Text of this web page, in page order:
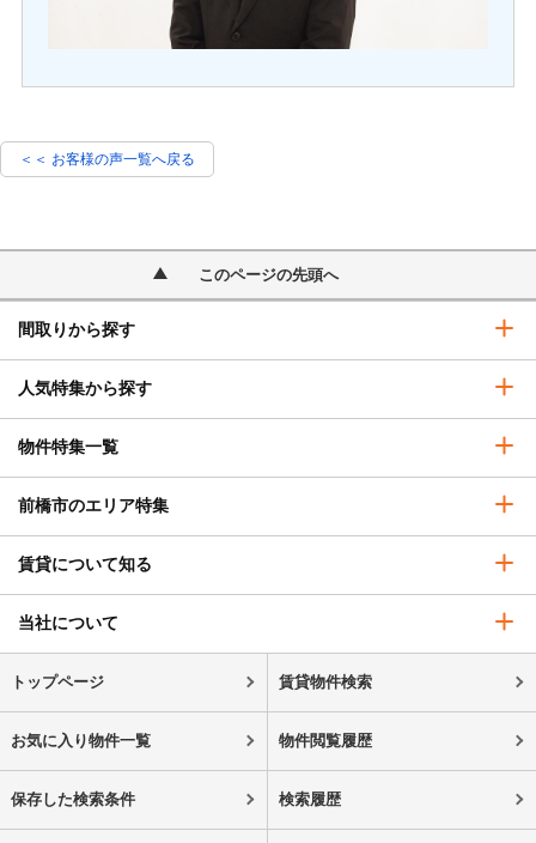
＜＜ お客様の声一覧へ戻る
このページの先頭へ
間取りから探す
人気特集から探す
物件特集一覧
前橋市のエリア特集
賃貸について知る
当社について
トップページ 賃貸物件検索
お気に入り物件一覧 物件閲覧履歴
保存した検索条件 検索履歴